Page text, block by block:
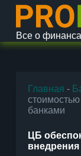
р
е
Все о
Главная -
банками
ЦБ